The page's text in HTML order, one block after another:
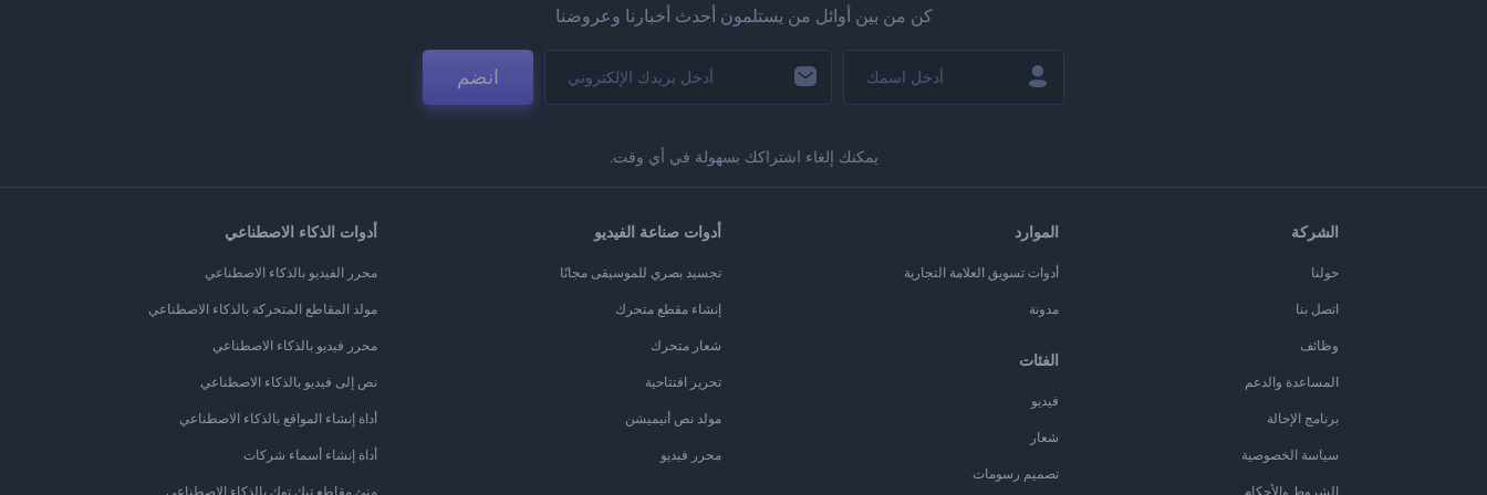
كن من بين أوائل من يستلمون أحدث أخبارنا وعروضنا
انضم
يمكنك إلغاء اشتراكك بسهولة في أي وقت.
الشركة
حولنا
اتصل بنا
وظائف
المساعدة والدعم
برنامج الإحالة
سياسة الخصوصية
الشروط والأحكام
الموارد
أدوات تسويق العلامة التجارية
مدونة
الفئات
فيديو
شعار
تصميم رسومات
أدوات صناعة الفيديو
تجسيد بصري للموسيقى مجانًا
إنشاء مقطع متحرك
شعار متحرك
تحرير افتتاحية
مولد نص أنيميشن
محرر فيديو
أدوات الذكاء الاصطناعي
محرر الفيديو بالذكاء الاصطناعي
مولد المقاطع المتحركة بالذكاء الاصطناعي
محرر فيديو بالذكاء الاصطناعي
نص إلى فيديو بالذكاء الاصطناعي
أداة إنشاء المواقع بالذكاء الاصطناعي
أداة إنشاء أسماء شركات
منئ مقاطع تيك توك بالذكاء الاصطناعي